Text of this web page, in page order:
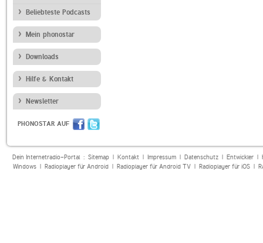
Beliebteste Podcasts
Mein phonostar
Downloads
Hilfe & Kontakt
Newsletter
PHONOSTAR AUF
Dein Internetradio-Portal : Sitemap| Kontakt| Impressum| Datenschutz| Entwickler|
Windows| Radioplayer für Android| Radioplayer für Android TV| Radioplayer für iOS|